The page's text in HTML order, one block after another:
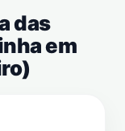
das
em